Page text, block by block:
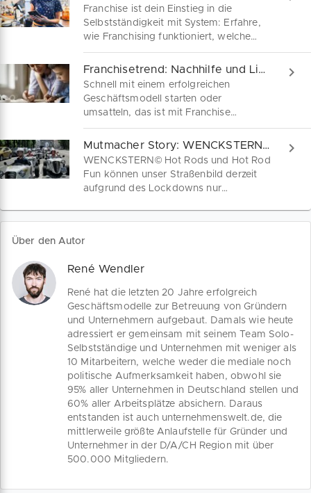
Franchise ist dein Einstieg in die
Selbstständigkeit mit System: Erfahre,
wie Franchising funktioniert, welche
Modelle zu dir passen und welche
Kosten dich erwarten – kompakt und
verständlich für deinen erfolgreichen
Start in Deutschland.
Franchisetrend: Nachhilfe und Lieferdienst
Schnell mit einem erfolgreichen
Geschäftsmodell starten oder
umsatteln, das ist mit Franchise
möglich. Wir zeigen dir mit der
Nachhilfe und als Lieferdienst zwei
aktuelle Franchisetrends auf.
Mutmacher Story: WENCKSTERN© Hot Rods
WENCKSTERN© Hot Rods und Hot Rod
Fun können unser Straßenbild derzeit
aufgrund des Lockdowns nur
Special Deals für Partner.
Über den Autor
René Wendler
René hat die letzten 20 Jahre erfolgreich
Geschäftsmodelle zur Betreuung von Gründern
und Unternehmern aufgebaut. Damals wie heute
adressiert er gemeinsam mit seinem Team Solo-
Selbstständige und Unternehmen mit weniger als
10 Mitarbeitern, welche weder die mediale noch
politische Aufmerksamkeit haben, obwohl sie
95% aller Unternehmen in Deutschland stellen und
60% aller Arbeitsplätze absichern. Daraus
entstanden ist auch unternehmenswelt.de, die
mittlerweile größte Anlaufstelle für Gründer und
Unternehmer in der D/A/CH Region mit über
500.000 Mitgliedern.